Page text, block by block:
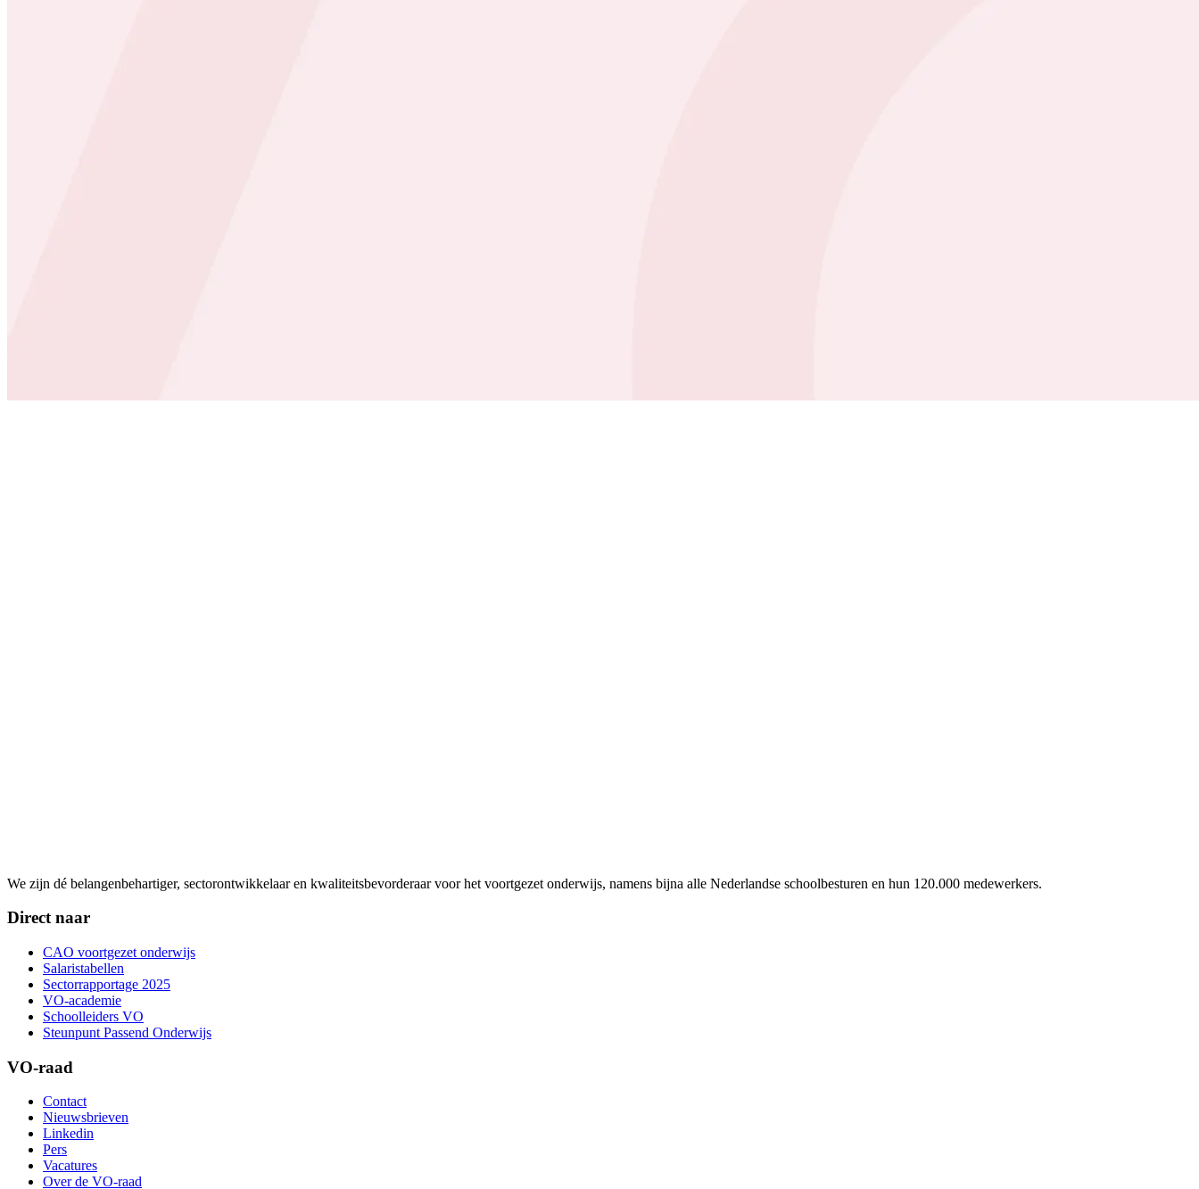
We zijn dé belangenbehartiger, sectorontwikkelaar en kwaliteitsbevorderaar voor het voortgezet onderwijs, namens bijna alle Nederlandse schoolbesturen en hun 120.000 medewerkers.
Direct naar
CAO voortgezet onderwijs
Salaristabellen
Sectorrapportage 2025
VO-academie
Schoolleiders VO
Steunpunt Passend Onderwijs
VO-raad
Contact
Nieuwsbrieven
Linkedin
Pers
Vacatures
Over de VO-raad